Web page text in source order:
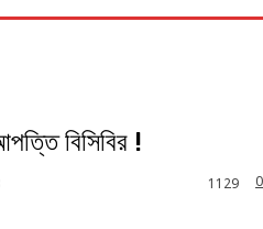
বিসিবির !
0
1129